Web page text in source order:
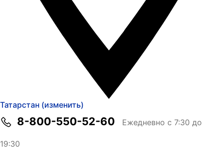
Татарстан (изменить)
8-800-550-52-60 Ежедневно с 7:30 до
19:30